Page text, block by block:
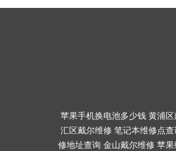
苹果手机换电池多少钱 黄浦
汇区戴尔维修 笔记本维修点查
修地址查询 金山戴尔维修 苹